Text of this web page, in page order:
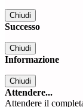
Chiudi
Successo
Chiudi
Informazione
Chiudi
Attendere...
Attendere il